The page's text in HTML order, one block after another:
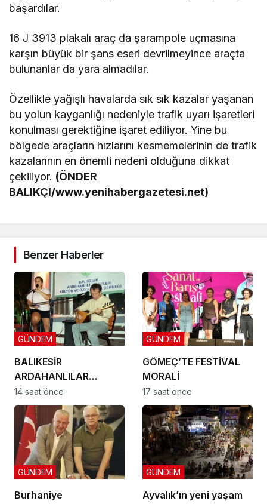
başardılar.
16 J 3913 plakalı araç da şarampole uçmasına
karşın büyük bir şans eseri devrilmeyince araçta
bulunanlar da yara almadılar.
Özellikle yağışlı havalarda sık sık kazalar yaşanan
bu yolun kayganlığı nedeniyle trafik uyarı işaretleri
konulması gerektiğine işaret ediliyor. Yine bu
bölgede araçların hızlarını kesmemelerinin de trafik
kazalarının en önemli nedeni olduğuna dikkat
çekiliyor. (ÖNDER
BALIKÇI/www.yenihabergazetesi.net)
Benzer Haberler
BALIKESİR
ARDAHANLILAR
DERNEĞİ GÖMEÇ’TE
BULUŞTU
GÜNDEM
14 saat önce
GÖMEÇ’TE FESTİVAL
MORALİ
GÜNDEM
17 saat önce
Burhaniye
GÜNDEM
Ayvalık’ın yeni yaşam
GÜNDEM